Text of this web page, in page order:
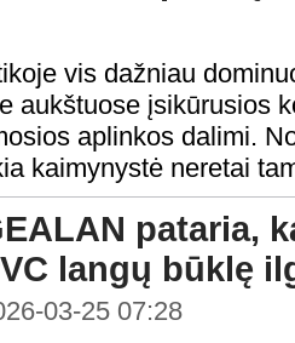
vis dažniau
aukštuose įsikūrusios
aplinkos dalimi.
kaimynystė neretai
pataria,
langų būklę
03-25 07:28